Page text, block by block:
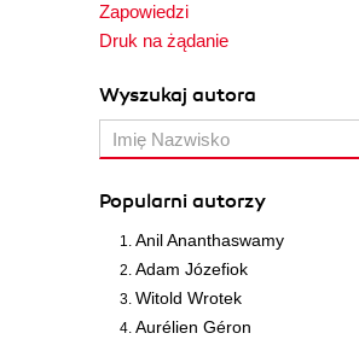
Zapowiedzi
Druk na żądanie
Wyszukaj autora
Popularni autorzy
Anil Ananthaswamy
Adam Józefiok
Witold Wrotek
Aurélien Géron